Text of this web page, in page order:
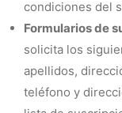
condiciones del
Formularios de
solicita los
apellidos,
teléfono y